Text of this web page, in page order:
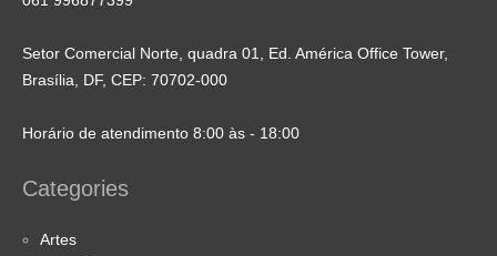
Setor Comercial Norte, quadra 01, Ed. América Office Tower,
Brasília, DF, CEP: 70702-000
Horário de atendimento 8:00 às - 18:00
Categories
Artes